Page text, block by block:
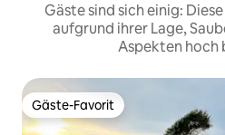
Gäste sind sich einig:
aufgrund ihrer Lage,
Aspekten hoch
Gäste-Favorit
Gäste-Favorit